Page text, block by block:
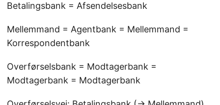
Betalingsbank = Afsendelsesbank
Mellemmand = Agentbank = Mellemmand =
Korrespondentbank
Overførselsbank = Modtagerbank =
Modtagerbank = Modtagerbank